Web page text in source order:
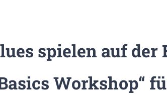
spielen auf der
Workshop“